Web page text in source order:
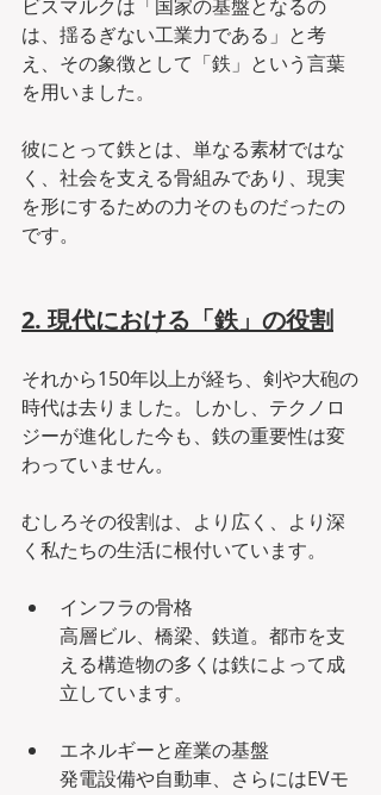
ビスマルクは「国家の基盤となるの
は、揺るぎない工業力である」と考
え、その象徴として「鉄」という言葉
を用いました。
彼にとって鉄とは、単なる素材ではな
く、社会を支える骨組みであり、現実
を形にするための力そのものだったの
です。
2. 現代における「鉄」の役割
それから150年以上が経ち、剣や大砲の
時代は去りました。しかし、テクノロ
ジーが進化した今も、鉄の重要性は変
わっていません。
むしろその役割は、より広く、より深
く私たちの生活に根付いています。
インフラの骨格
高層ビル、橋梁、鉄道。都市を支
える構造物の多くは鉄によって成
立しています。
エネルギーと産業の基盤
発電設備や自動車、さらにはEVモ